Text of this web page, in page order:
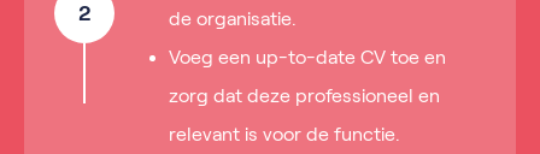
2
de organisatie.
Voeg een up-to-date CV toe en
zorg dat deze professioneel en
relevant is voor de functie.